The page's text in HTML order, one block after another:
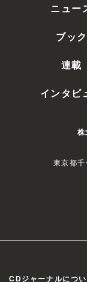
ニュー
ブック
連載
インタビ
東京都
CDジャーナルにつ